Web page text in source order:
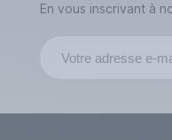
En vous inscrivant à